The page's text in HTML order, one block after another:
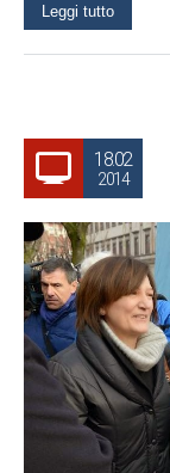
Leggi tutto
18.02
2014